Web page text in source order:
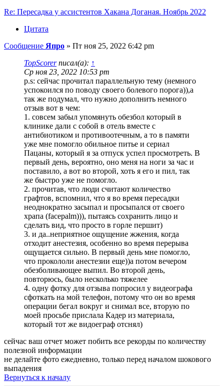
Re: Пересадка у ассистентов Хакана Доганая. Ноябрь 2022
Цитата
Сообщение Япро » Пт ноя 25, 2022 6:42 pm
TopScorerписал(а): ↑
Ср ноя 23, 2022 10:53 pm
p.s: сейчас прочитал параллельную тему (немного
успокоился по поводу своего болевого порога)),а
так же подумал, что нужно дополнить немного
отзыв вот в чем:
1. совсем забыл упомянуть обезбол который в
клинике дали с собой в отель вместе с
антибиотиком и противоотечным, а то в памяти
уже мне помогло обильное питье и сериал
Пацаны, который я за отпуск успел просмотреть. В
первый день, вероятно, оно меня на ноги за час и
поставило, а вот во второй, хоть я его и пил, так
же быстро уже не помогло.
2. прочитав, что люди считают количество
графтов, вспомнил, что я во время пересадки
неоднократно засыпал и просыпался от своего
храпа (facepalm))), пытаясь сохранить лицо и
сделать вид, что просто в горле першит)
3. и да..неприятное ощущение жжения, когда
отходит анестезия, особенно во время перерыва
ощущается сильно. В первый день мне помогло,
что прокололи анестезии еще))а потом вечером
обезболивающее выпил. Во второй день,
повторюсь, было несколько тяжелее
4. одну фотку для отзыва попросил у видеографа
сфоткать на мой телефон, потому что он во время
операции бегал вокруг и снимал все, вторую по
моей просьбе прислала Кадер из материала,
который тот же видоеграф отснял)
сейчас ваш отчет может побить все рекорды по количеству
полезной информации
не делайте фото ежедневно, только перед началом шокового
выпадения
Вернуться к началу